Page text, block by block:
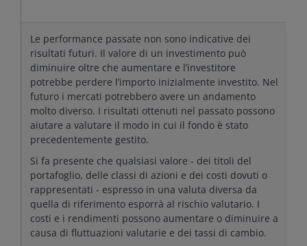
Le performance passate non sono indicative dei
risultati futuri. Il valore di un investimento può
diminuire oltre che aumentare e l’investitore
potrebbe perdere l’importo inizialmente investito. Nel
futuro i mercati potrebbero avere un andamento
molto diverso. I risultati ottenuti nel passato possono
aiutare a valutare il modo in cui il fondo è stato
precedentemente gestito.
Si fa presente che qualsiasi valore - dei titoli del
portafoglio, delle classi di azioni e dei costi dovuti o
rappresentati - espresso in una valuta diversa da
quella di riferimento esporrà al rischio valutario. I
costi e i rendimenti possono aumentare o diminuire a
causa di fluttuazioni valutarie e dei tassi di cambio.